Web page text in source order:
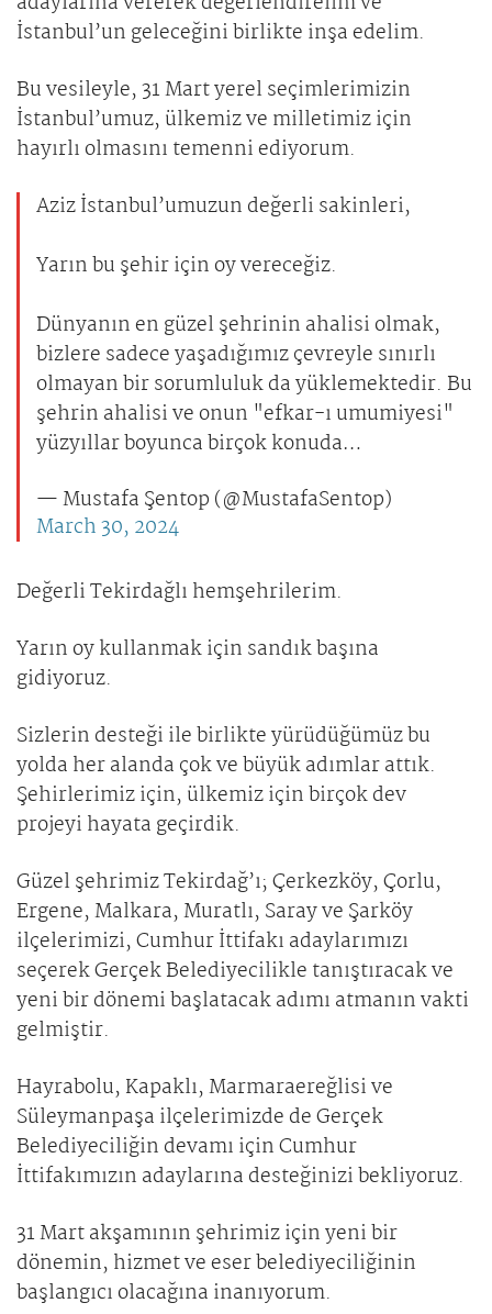
İstanbul’un geleceğini birlikte inşa edelim.
Bu vesileyle, 31 Mart yerel seçimlerimizin
İstanbul’umuz, ülkemiz ve milletimiz için
hayırlı olmasını temenni ediyorum.
Aziz İstanbul’umuzun değerli sakinleri,
Yarın bu şehir için oy vereceğiz.
Dünyanın en güzel şehrinin ahalisi olmak,
bizlere sadece yaşadığımız çevreyle sınırlı
olmayan bir sorumluluk da yüklemektedir. Bu
şehrin ahalisi ve onun "efkar-ı umumiyesi"
yüzyıllar boyunca birçok konuda…
— Mustafa Şentop (@MustafaSentop)
March 30, 2024
Değerli Tekirdağlı hemşehrilerim.
Yarın oy kullanmak için sandık başına
gidiyoruz.
Sizlerin desteği ile birlikte yürüdüğümüz bu
yolda her alanda çok ve büyük adımlar attık.
Şehirlerimiz için, ülkemiz için birçok dev
projeyi hayata geçirdik.
Güzel şehrimiz Tekirdağ’ı; Çerkezköy, Çorlu,
Ergene, Malkara, Muratlı, Saray ve Şarköy
ilçelerimizi, Cumhur İttifakı adaylarımızı
seçerek Gerçek Belediyecilikle tanıştıracak ve
yeni bir dönemi başlatacak adımı atmanın vakti
gelmiştir.
Hayrabolu, Kapaklı, Marmaraereğlisi ve
Süleymanpaşa ilçelerimizde de Gerçek
Belediyeciliğin devamı için Cumhur
İttifakımızın adaylarına desteğinizi bekliyoruz.
31 Mart akşamının şehrimiz için yeni bir
dönemin, hizmet ve eser belediyeciliğinin
başlangıcı olacağına inanıyorum.